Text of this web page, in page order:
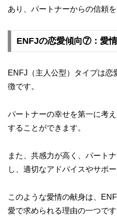
あり、パートナーからの信頼
ENFJの恋愛傾向⑦：愛
ENFJ（主人公型）タイプは恋
徴です。
パートナーの幸せを第一に考
することができます。
また、共感力が高く、パート
し、適切なアドバイスやサポ
このような愛情の献身は、
愛で求められる理由の一つです